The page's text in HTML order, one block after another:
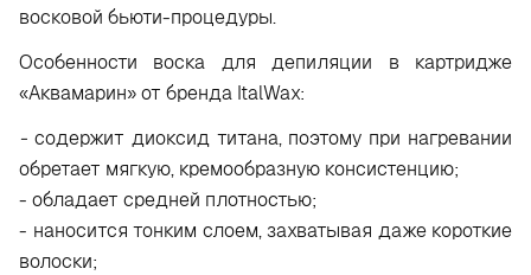
восковой бьюти-процедуры.
Особенности воска для депиляции в картридже
«Аквамарин» от бренда ItalWax:
- содержит диоксид титана, поэтому при нагревании
обретает мягкую, кремообразную консистенцию;
- обладает средней плотностью;
- наносится тонким слоем, захватывая даже короткие
волоски;